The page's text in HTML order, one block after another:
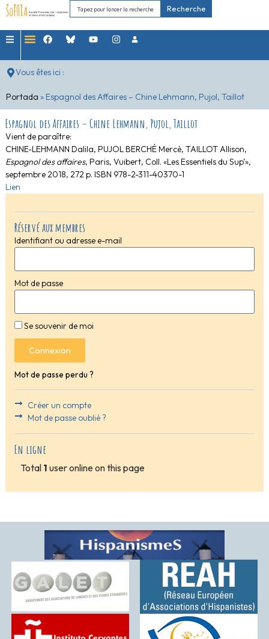
Recherche
Vous êtes ici :
Portada » Espagnol des Affaires – Chine Lehmann, Pujol, Taillot
Réservé aux membres
Identifiant ou adresse e-mail
Mot de passe
Se souvenir de moi
Connexion
Mot de passe perdu ?
Créer un compte
Mot de passe oublié ?
En ligne
Total 1 user online on this page
Espagnol des Affaires – Chine Lehmann, Pujol, Taillot
Vient de paraître:
CHINE-LEHMANN Dalila, PUJOL BERCHÉ Mercè, TAILLOT Allison,
Espagnol des affaires, Paris, Vuibert, Coll. «Les Essentiels du Sup’»,
septembre 2018, 272 p. ISBN 978-2-311-40370-1
Lien